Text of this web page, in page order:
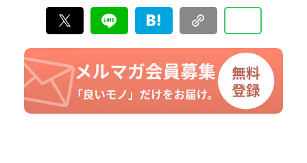
『LDK』は2012年の創刊以来、晋遊舎の理念である「遊
びある、ホンネ」を胸に、消費者目線で本音の商品テス
トを貫いてきた、女性誌とWEBメディアです。毎月28日
発行の雑誌とWebサイトで、掃除用品から収納インテリ
ア、食品まで、あらゆるジャンルの商品を徹底的に検
証。編集部と専門家、そして社内検証機関が実際に使っ
て見つけた「本当に良いもの」と「お役立ち情報」を厳
選してあなたにお届け。編集長・高橋咲彩を中心に、11
名以上の編集体制で日々の検証・記事制作を行っていま
す。